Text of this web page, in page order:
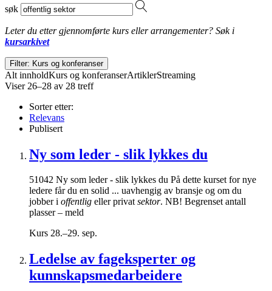
søk
Leter du etter gjennomførte kurs eller arrangementer? Søk i
kursarkivet
Filter: Kurs og konferanser
Alt innholdKurs og konferanserArtiklerStreaming
Viser 26–28 av 28 treff
Sorter etter:
Relevans
Publisert
Ny som leder - slik lykkes du
51042 Ny som leder - slik lykkes du På dette kurset for nye
ledere får du en solid ... uavhengig av bransje og om du
jobber i offentlig eller privatsektor. NB! Begrenset antall
plasser – meld
Kurs 28.–29. sep.
Ledelse av fageksperter og
kunnskapsmedarbeidere